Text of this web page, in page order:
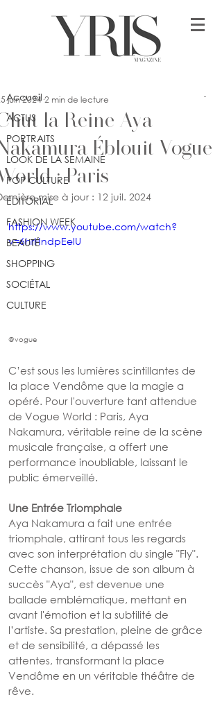
Accueil
ACTUS
PORTRAITS
LOOK DE LA SEMAINE
POP CULTURE
ÉDITORIAL
FASHION WEEK
BEAUTÉ
SHOPPING
SOCIÉTAL
CULTURE
la Reine Aya
Éblouit Vogue
: Paris
juin 2024 2 min de lecture
mise à jour : 12 juil. 2024
https://www.youtube.com/watch?
v=6hrHndpEelU
@vogue
C’est sous les lumières scintillantes de
la place Vendôme que la magie a
opéré. Pour l'ouverture tant attendue
de Vogue World : Paris, Aya
Nakamura, véritable reine de la scène
musicale française, a offert une
performance inoubliable, laissant le
public émerveillé.
Une Entrée Triomphale
Aya Nakamura a fait une entrée
triomphale, attirant tous les regards
avec son interprétation du single "Fly".
Cette chanson, issue de son album à
succès "Aya", est devenue une
ballade emblématique, mettant en
avant l'émotion et la subtilité de
l’artiste. Sa prestation, pleine de grâce
et de sensibilité, a dépassé les
attentes, transformant la place
Vendôme en un véritable théâtre de
rêve.